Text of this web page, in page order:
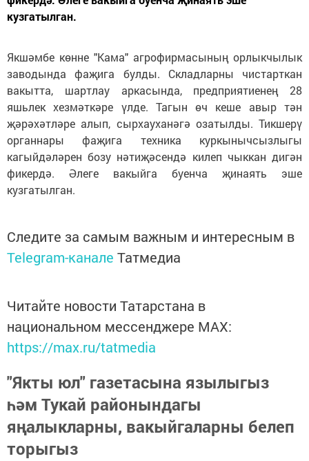
кузгатылган.
Якшәмбе көнне "Кама" агрофирмасының орлыкчылык
заводында фаҗига булды. Складларны чистарткан
вакытта, шартлау аркасында, предприятиенең 28
яшьлек хезмәткәре үлде. Тагын өч кеше авыр тән
җәрәхәтләре алып, сырхауханәгә озатылды. Тикшерү
органнары фаҗига техника куркынычсызлыгы
кагыйдәләрен бозу нәтиҗәсендә килеп чыккан дигән
фикердә. Әлеге вакыйга буенча җинаять эше
кузгатылган.
Следите за самым важным и интересным в
Telegram-канале Татмедиа
Читайте новости Татарстана в
национальном мессенджере MАХ:
https://max.ru/tatmedia
"Якты юл" газетасына язылыгыз
һәм Тукай районындагы
яңалыкларны, вакыйгаларны белеп
торыгыз